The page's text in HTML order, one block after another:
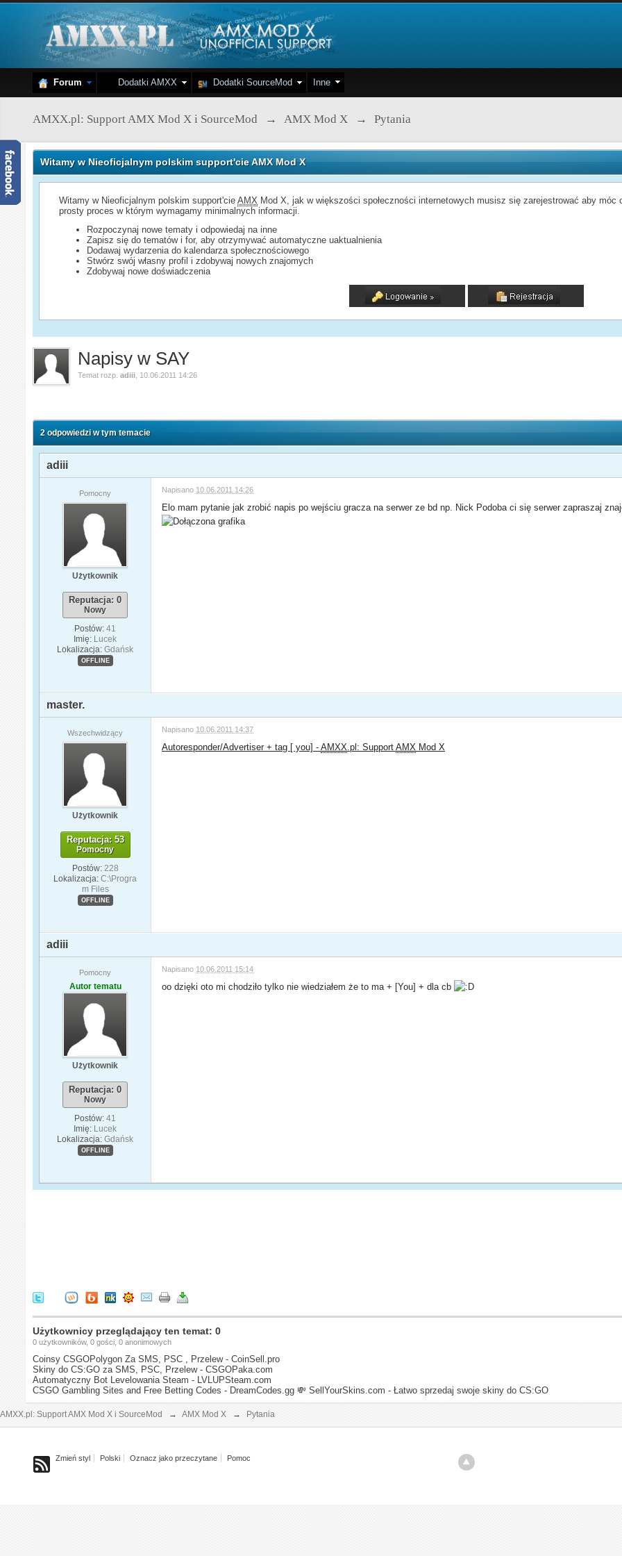
Forum Dodatki AMXX Dodatki SourceMod Inne
AMXX.pl: Support AMX Mod X i SourceMod → AMX Mod X → Pytania
Witamy w Nieoficjalnym polskim support'cie AMX Mod X
Witamy w Nieoficjalnym polskim support'cieAMX Mod X, jak w większości społeczności internetowych musisz się zarejestrować aby
prosty proces w którym wymagamy minimalnych informacji.
Rozpoczynaj nowe tematy i odpowiedaj na inne
Zapisz się do tematów i for, aby otrzymywać automatyczne uaktualnienia
Dodawaj wydarzenia do kalendarza społecznościowego
Stwórz swój własny profil i zdobywaj nowych znajomych
Zdobywaj nowe doświadczenia
Napisy w SAY
Temat rozp.adiii 10.06.2011 14:26
2 odpowiedzi w tym temacie
adiii
Pomocny
Użytkownik
Reputacja: 0
Nowy
Postów: 41
Imię: Lucek
Lokalizacja: Gdańsk
OFFLINE
Napisano 10.06.2011 14:26
Elo mam pytanie jak zrobić napis po wejściu gracza na serwer ze bd np. Nick Podoba ci się serwer zapraszaj
master.
Wszechwidzący
Użytkownik
Reputacja: 53
Pomocny
Postów: 228
Lokalizacja: C:\Progra
m Files
OFFLINE
Napisano 10.06.2011 14:37
Autoresponder/Advertiser + tag [ you] -AMXX .pl: SupportAMX Mod X
adiii
Pomocny
Autor tematu
Użytkownik
Reputacja: 0
Nowy
Postów: 41
Imię: Lucek
Lokalizacja: Gdańsk
OFFLINE
Napisano 10.06.2011 15:14
oo dzięki oto mi chodziło tylko nie wiedziałem że to ma + [You] + dla cb
Użytkownicy przeglądający ten temat: 0
0 użytkowników, 0 gości, 0 anonimowych
Coinsy CSGOPolygon Za SMS, PSC , Przelew - CoinSell.pro
Skiny do CS:GO za SMS, PSC, Przelew - CSGOPaka.com
Automatyczny Bot Levelowania Steam - LVLUPSteam.com
CSGO Gambling Sites and Free Betting Codes - DreamCodes.gg 💸 SellYourSkins.com - Łatwo sprzedaj swoje skiny do CS:GO
AMXX.pl: Support AMX Mod X i SourceMod → AMX Mod X → Pytania
Zmień styl Polski Oznacz jako przeczytane Pomoc